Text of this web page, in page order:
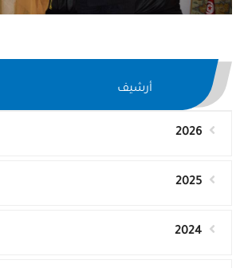
أرشيف
2026
2025
2024